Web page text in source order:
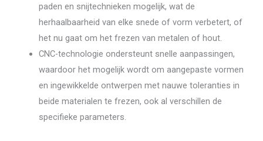
paden en snijtechnieken mogelijk, wat de
herhaalbaarheid van elke snede of vorm verbetert, of
het nu gaat om het frezen van metalen of hout.
CNC-technologie ondersteunt snelle aanpassingen,
waardoor het mogelijk wordt om aangepaste vormen
en ingewikkelde ontwerpen met nauwe toleranties in
beide materialen te frezen, ook al verschillen de
specifieke parameters.